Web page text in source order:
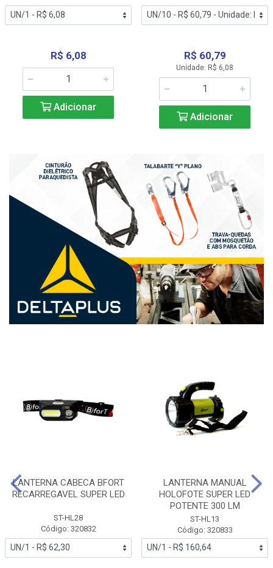
R$ 6,08
Adicionar
R$ 60,79
Unidade: R$ 6,08
Adicionar
LANTERNA CABECA BFORT
RECARREGAVEL SUPER LED
ST-HL28
Código: 320832
LANTERNA MANUAL
HOLOFOTE SUPER LED
POTENTE 300 LM
ST-HL13
Código: 320833